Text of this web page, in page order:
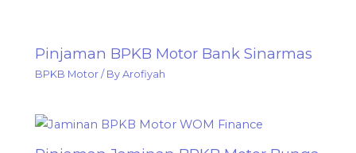
Pinjaman BPKB Motor Bank Sinarmas
BPKB Motor / ByArofiyah